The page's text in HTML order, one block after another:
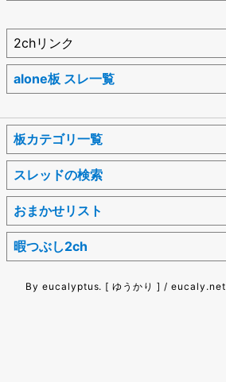
2chリンク
alone板 スレ一覧
板カテゴリ一覧
スレッドの検索
おまかせリスト
暇つぶし2ch
By eucalyptus. [ ゆうかり ] / eucaly.net